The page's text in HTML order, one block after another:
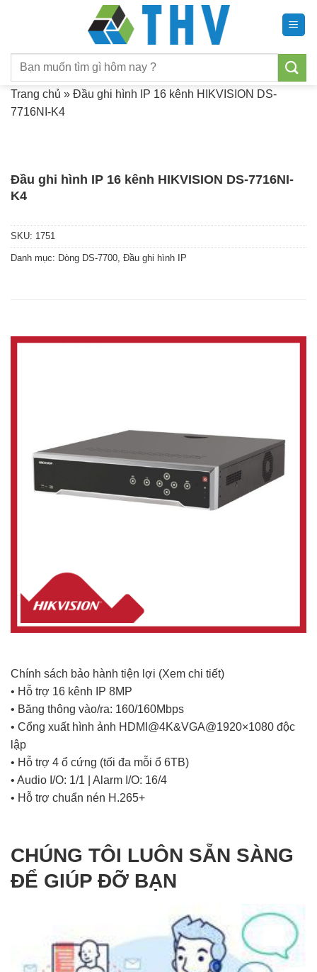
dung
Tìm
Trang chủ » Đầu ghi hình IP 16 kênh HIKVISION DS-
7716NI-K4
Đầu ghi hình IP 16 kênh HIKVISION DS-7716NI-
K4
SKU: 1751
Danh mục: Dòng DS-7700, Đầu ghi hình IP
Chính sách bảo hành tiện lợi (Xem chi tiết)
• Hỗ trợ 16 kênh IP 8MP
• Băng thông vào/ra: 160/160Mbps
• Cổng xuất hình ảnh HDMI@4K&VGA@1920×1080 độc
lập
• Hỗ trợ 4 ổ cứng (tối đa mỗi ổ 6TB)
• Audio I/O: 1/1 | Alarm I/O: 16/4
• Hỗ trợ chuẩn nén H.265+
CHÚNG TÔI LUÔN SẴN SÀNG
ĐỂ GIÚP ĐỠ BẠN